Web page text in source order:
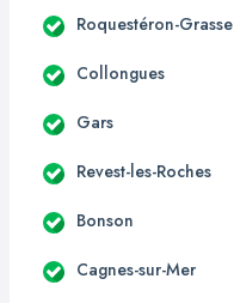
Roquestéron-Grasse
Collongues
Gars
Revest-les-Roches
Bonson
Cagnes-sur-Mer